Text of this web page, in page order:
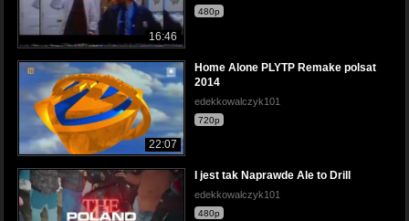
16:46
480p
22:07
Home Alone PLYTP Remake polsat
2014
edekkowalczyk101
720p
I jest tak Naprawde Ale to Drill
edekkowalczyk101
480p